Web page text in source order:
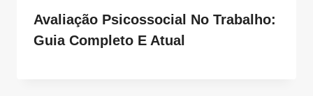
Avaliação Psicossocial No Trabalho:
Guia Completo E Atual